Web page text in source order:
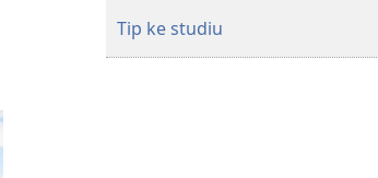
Tip ke studiu